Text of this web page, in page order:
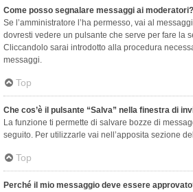
Come posso segnalare messaggi ai moderatori?
Se l’amministratore l’ha permesso, vai al
dovresti vedere un pulsante che serve per fare la
Cliccandolo sarai introdotto alla procedura
messaggi.
Top
Che cos’è il pulsante “Salva” nella finestra di
La funzione ti permette di salvare bozze di
seguito. Per utilizzarle vai nell’apposita sezione
Top
Perché il mio messaggio deve essere